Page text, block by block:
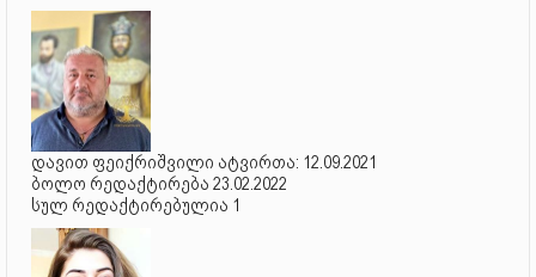
დავით ფეიქრიშვილი ატვირთა: 12.09.2021
ბოლო რედაქტირება 23.02.2022
სულ რედაქტირებულია 1